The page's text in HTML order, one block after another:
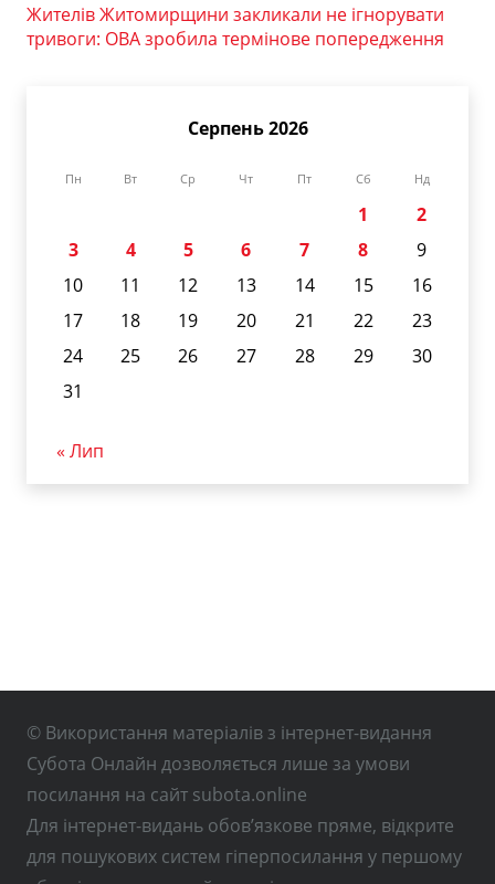
Жителів Житомирщини закликали не ігнорувати
тривоги: ОВА зробила термінове попередження
Серпень 2026
Пн Вт Ср Чт Пт Сб Нд
1
2
3
4 5 6 7 8
9
10
11 12 13 14 15
16
17
18 19 20 21 22
23
24
25 26 27 28 29
30
31
« Лип
© Використання матеріалів з інтернет-видання
Субота Онлайн дозволяється лише за умови
посилання на сайт subota.online
Для інтернет-видань обов’язкове пряме, відкрите
для пошукових систем гіперпосилання у першому